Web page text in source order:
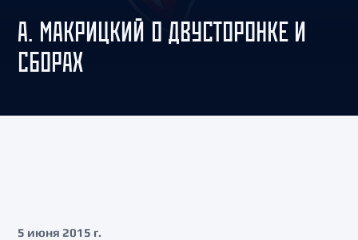
А. МАКРИЦКИЙ О ДВУСТОРОНКЕ И
СБОРАХ
5 июня 2015 г.